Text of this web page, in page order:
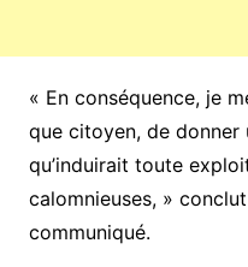
« En conséquence, je
que citoyen, de donner
qu’induirait toute
calomnieuses, »
communiqué.